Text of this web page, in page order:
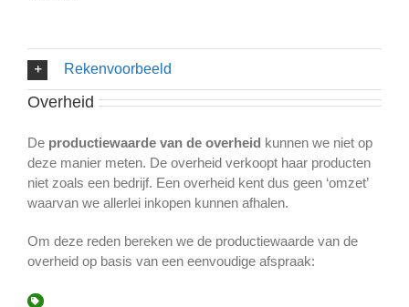
Rekenvoorbeeld
Overheid
De productiewaarde van de overheid kunnen we niet op
deze manier meten. De overheid verkoopt haar producten
niet zoals een bedrijf. Een overheid kent dus geen ‘omzet’
waarvan we allerlei inkopen kunnen afhalen.
Om deze reden bereken we de productiewaarde van de
overheid op basis van een eenvoudige afspraak: